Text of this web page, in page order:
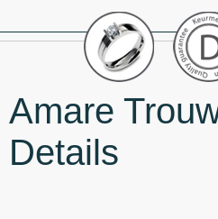
Amare
Details